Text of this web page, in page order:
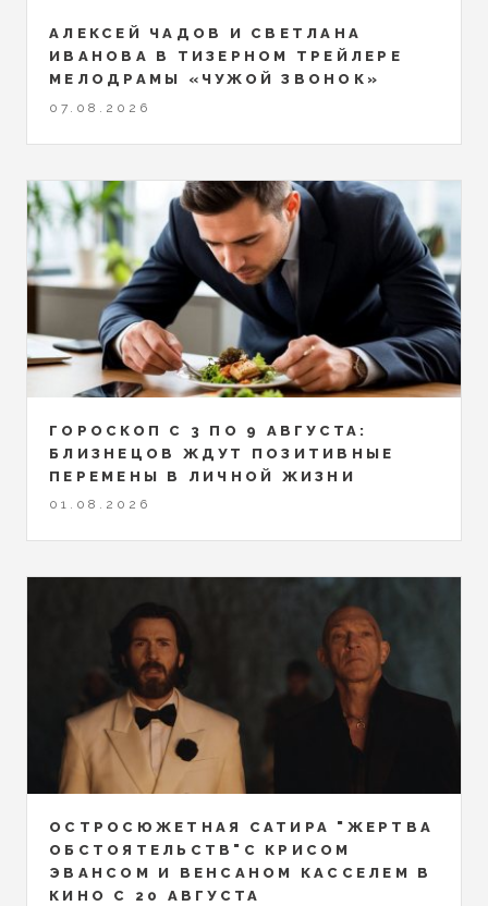
АЛЕКСЕЙ ЧАДОВ И СВЕТЛАНА
ИВАНОВА В ТИЗЕРНОМ ТРЕЙЛЕРЕ
МЕЛОДРАМЫ «ЧУЖОЙ ЗВОНОК»
07.08.2026
ГОРОСКОП С 3 ПО 9 АВГУСТА:
БЛИЗНЕЦОВ ЖДУТ ПОЗИТИВНЫЕ
ПЕРЕМЕНЫ В ЛИЧНОЙ ЖИЗНИ
01.08.2026
ОСТРОСЮЖЕТНАЯ САТИРА "ЖЕРТВА
ОБСТОЯТЕЛЬСТВ"С КРИСОМ
ЭВАНСОМ И ВЕНСАНОМ КАССЕЛЕМ В
КИНО С 20 АВГУСТА